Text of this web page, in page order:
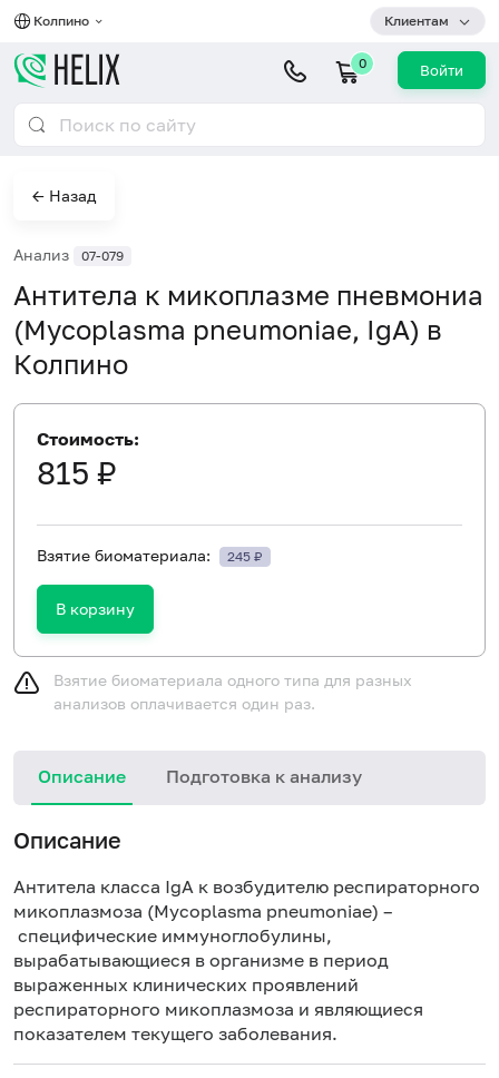
Колпино Клиентам
0 Войти
← Назад
Анализ 07-079
Антитела к микоплазме пневмониа
(Mycoplasma pneumoniae, IgA) в
Колпино
Стоимость:
815 ₽
Взятие биоматериала: 245 ₽
В корзину
Взятие биоматериала одного типа для разных
анализов оплачивается один раз.
Описание Подготовка к анализу
Описание
Антитела класса IgA к возбудителю респираторного
микоплазмоза (Mycoplasma pneumoniae) –
специфические иммуноглобулины,
вырабатывающиеся в организме в период
выраженных клинических проявлений
респираторного микоплазмоза и являющиеся
показателем текущего заболевания.